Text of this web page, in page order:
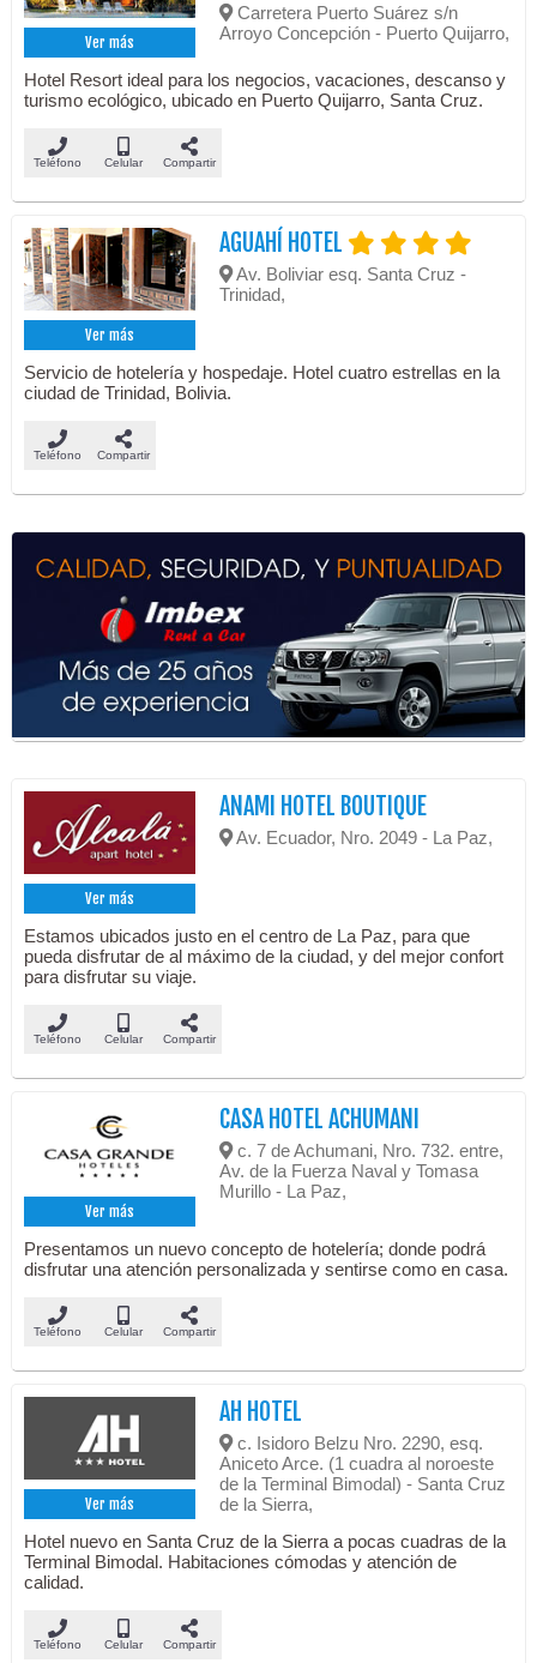
Ver más
Carretera Puerto Suárez s/n
Arroyo Concepción - Puerto Quijarro,
Hotel Resort ideal para los negocios, vacaciones, descanso y
turismo ecológico, ubicado en Puerto Quijarro, Santa Cruz.
Teléfono Celular Compartir
Ver más
AGUAHÍ HOTEL
Av. Boliviar esq. Santa Cruz -
Trinidad,
Servicio de hotelería y hospedaje. Hotel cuatro estrellas en la
ciudad de Trinidad, Bolivia.
Teléfono Compartir
Ver más
ANAMI HOTEL BOUTIQUE
Av. Ecuador, Nro. 2049 - La Paz,
Estamos ubicados justo en el centro de La Paz, para que
pueda disfrutar de al máximo de la ciudad, y del mejor confort
para disfrutar su viaje.
Teléfono Celular Compartir
Ver más
CASA HOTEL ACHUMANI
c. 7 de Achumani, Nro. 732. entre,
Av. de la Fuerza Naval y Tomasa
Murillo - La Paz,
Presentamos un nuevo concepto de hotelería; donde podrá
disfrutar una atención personalizada y sentirse como en casa.
Teléfono Celular Compartir
Ver más
AH HOTEL
c. Isidoro Belzu Nro. 2290, esq.
Aniceto Arce. (1 cuadra al noroeste
de la Terminal Bimodal) - Santa Cruz
de la Sierra,
Hotel nuevo en Santa Cruz de la Sierra a pocas cuadras de la
Terminal Bimodal. Habitaciones cómodas y atención de
calidad.
Teléfono Celular Compartir